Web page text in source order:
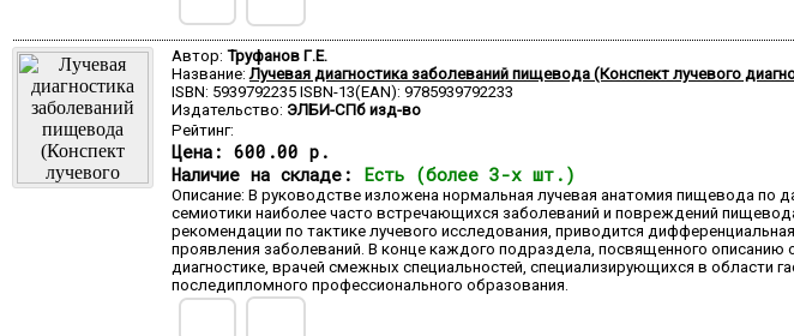
Автор: Труфанов Г.Е.
Название:Лучевая диагностика заболеваний пищевода (Конспект лучевого
ISBN: 5939792235 ISBN-13(EAN): 9785939792233
Издательство: ЭЛБИ-СПб изд-во
Рейтинг:
Цена: 600.00 р.
Наличие на складе: Есть (более 3-х шт.)
Описание: В руководстве изложена нормальная лучевая анатомия пищевода по
семиотики наиболее часто встречающихся заболеваний и повреждений
рекомендации по тактике лучевого исследования, приводится
проявления заболеваний. В конце каждого подраздела, посвященного
диагностике, врачей смежных специальностей, специализирующихся в
последипломного профессионального образования.